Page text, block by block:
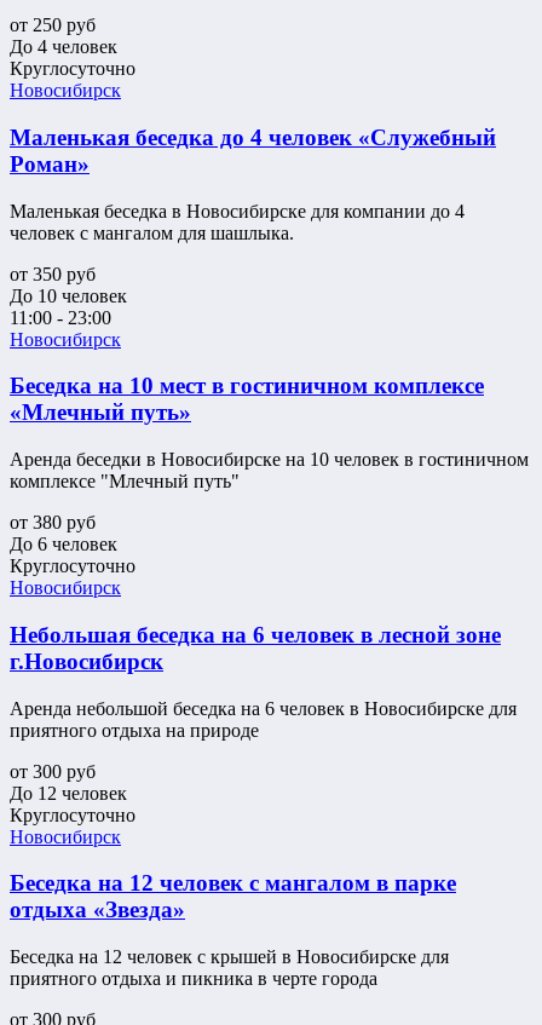
от 250 руб
До 4 человек
Круглосуточно
Новосибирск
Маленькая беседка до 4 человек «Служебный
Роман»
Маленькая беседка в Новосибирске для компании до 4
человек с мангалом для шашлыка.
от 350 руб
До 10 человек
11:00 - 23:00
Новосибирск
Беседка на 10 мест в гостиничном комплексе
«Млечный путь»
Аренда беседки в Новосибирске на 10 человек в гостиничном
комплексе "Млечный путь"
от 380 руб
До 6 человек
Круглосуточно
Новосибирск
Небольшая беседка на 6 человек в лесной зоне
г.Новосибирск
Аренда небольшой беседка на 6 человек в Новосибирске для
приятного отдыха на природе
от 300 руб
До 12 человек
Круглосуточно
Новосибирск
Беседка на 12 человек с мангалом в парке
отдыха «Звезда»
Беседка на 12 человек с крышей в Новосибирске для
приятного отдыха и пикника в черте города
от 300 руб